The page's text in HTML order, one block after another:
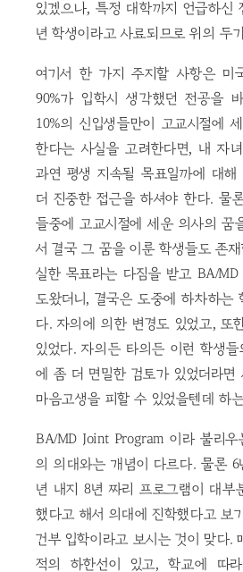
있겠으나, 특정 대학까지 언급하신
년 학생이라고 사료되므로 위의 두
여기서 한 가지 주지할 사항은 미
90%가 입학시 생각했던 전공을
10%의 신입생들만이 고교시절에
한다는 사실을 고려한다면, 내 자
과연 평생 지속될 목표일까에 대해
더 진중한 접근을 하셔야 한다. 물
들중에 고교시절에 세운 의사의 꿈
서 결국 그 꿈을 이룬 학생들도 존
실한 목표라는 다짐을 받고 BA/MD
도왔더니, 결국은 도중에 하차하는
다. 자의에 의한 변경도 있었고, 또
있었다. 자의든 타의든 이런 학생들
에 좀 더 면밀한 검토가 있었더라면
마음고생을 피할 수 있었을텐데 하
BA/MD Joint Program 이라 불리
의 의대와는 개념이 다르다. 물론
년 내지 8년 짜리 프로그램이 대부
했다고 해서 의대에 진학했다고 보
건부 입학이라고 보시는 것이 맞다.
적의 하한선이 있고, 학교에 따라